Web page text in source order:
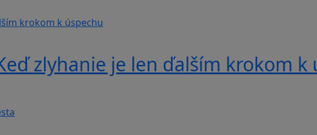
zlyhanie je len ďalším krokom k